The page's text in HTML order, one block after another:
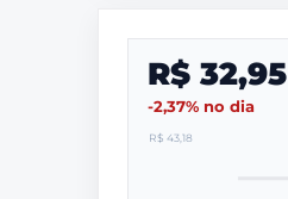
R$ 32,95
-2,37% no dia
R$ 43,18